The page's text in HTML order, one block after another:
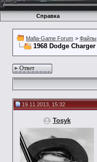
Справка
Mafia-Game Forum > Файлы
1968 Dodge Charger
Ответ
19.11.2013, 15:32
Tosyk